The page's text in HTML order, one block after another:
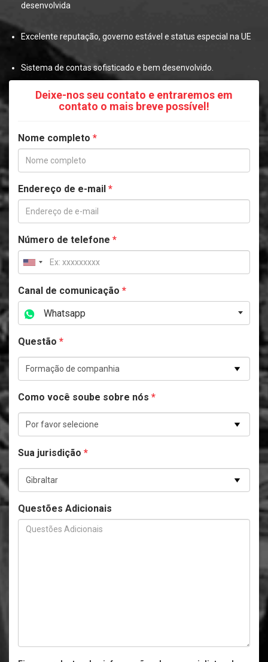
desenvolvida
Excelente reputação, governo estável e status especial na UE
Sistema de contas sofisticado e bem desenvolvido.
Deixe-nos seu contato e entraremos em
contato o mais breve possível!
Nome completo *
Endereço de e-mail *
Número de telefone *
Canal de comunicação *
Whatsapp
Questão *
Como você soube sobre nós *
Sua jurisdição *
Questões Adicionais